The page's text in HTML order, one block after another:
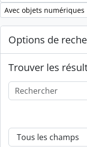
Remove filter:
Avec objets numériques
Options de
Trouver les